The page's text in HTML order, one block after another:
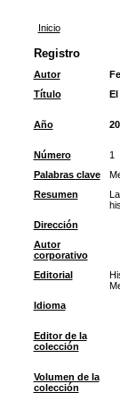
Inicio
Registro
Autor
Título
Año
Número
1
Palabras clave
Resumen
Dirección
Autor
corporativo
Editorial
Idioma
Editor de la
colección
Volumen de la
colección